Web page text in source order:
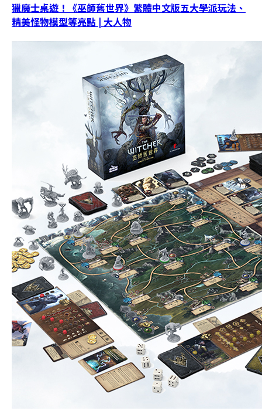
獵魔士桌遊！《巫師舊世界》繁體中文版五大學派玩法、
精美怪物模型等亮點 | 大人物